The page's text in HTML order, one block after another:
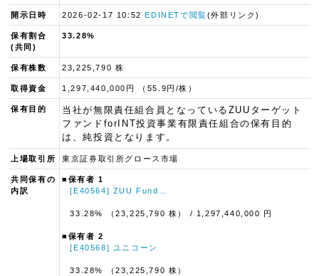
開示日時 2026-02-17 10:52EDINETで閲覧(外部リンク)
保有割合
(共同)
33.28%
保有株数 23,225,790 株
取得資金 1,297,440,000円 （55.9円/株）
保有目的
当社が無限責任組合員となっているZUUターゲット
ファンドforINT投資事業有限責任組合の保有目的
は、純投資となります。
上場取引所 東京証券取引所グロース市場
共同保有の
内訳
■保有者 1
[E40564] ZUU Fund…
33.28% （23,225,790 株） / 1,297,440,000 円
■保有者 2
[E40568] ユニコーン
33.28% （23,225,790 株）